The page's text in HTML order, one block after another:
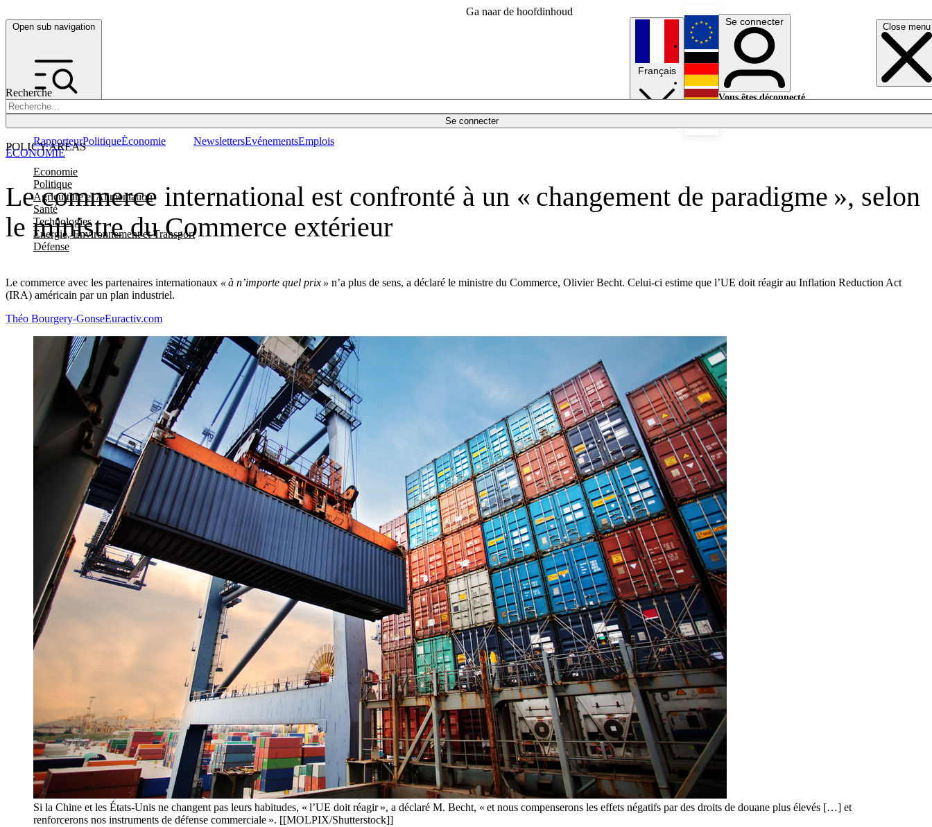
Ga naar de hoofdinhoud
Open sub navigation Close menu
Recherche
Se connecter
POLICY AREAS
Economie
Politique
Agriculture et Alimentation
Santé
Technologies
Energie, Environnement et Transport
Défense
RapporteurPolitiqueÉconomie NewslettersEvénementsEmplois
Français
English
Deutsch
Se connecter
Vous êtes déconnecté.
Le commerce international est confronté à un « changement de paradigme », selon
le ministre du Commerce extérieur
Le commerce avec les partenaires internationaux « à n’importe quel prix » n’a plus de sens, a déclaré le ministre du Commerce, Olivier Becht. Celui-ci estime que l’UE doit réagir au Inflation Reduction Act
(IRA) américain par un plan industriel.
ÉCONOMIE
Théo Bourgery-GonseEuractiv.com
Si la Chine et les États-Unis ne changent pas leurs habitudes, « l’UE doit réagir », a déclaré M. Becht, « et nous compenserons les effets négatifs par des droits de douane plus élevés […] et
renforcerons nos instruments de défense commerciale ». [[MOLPIX/Shutterstock]]